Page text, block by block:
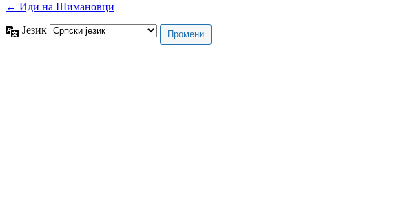
← Иди на Шимановци
Језик